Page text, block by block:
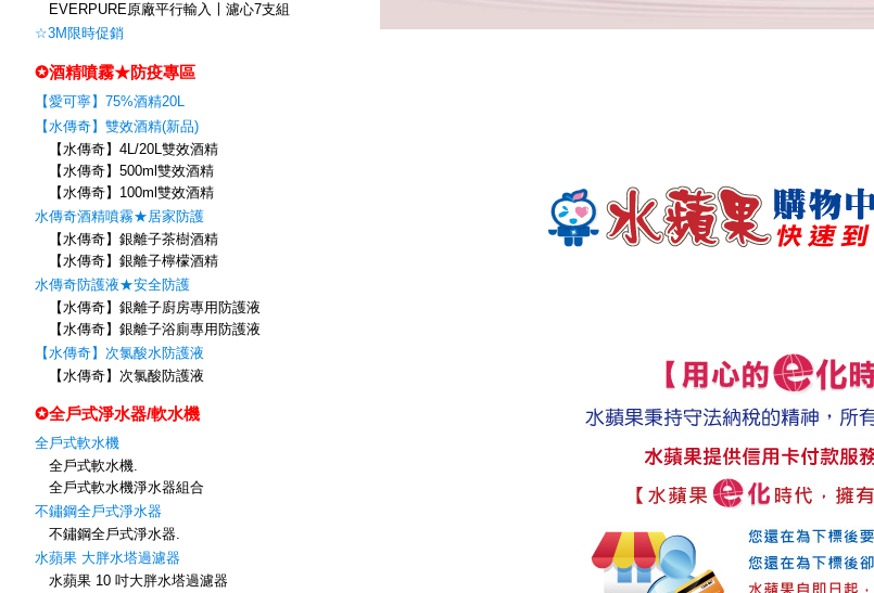
EVERPURE原廠平行輸入〡濾心7支組
☆3M限時促銷
✪酒精噴霧★防疫專區
【愛可寧】75%酒精20L
【水傳奇】雙效酒精(新品)
【水傳奇】4L/20L雙效酒精
【水傳奇】500ml雙效酒精
【水傳奇】100ml雙效酒精
水傳奇酒精噴霧★居家防護
【水傳奇】銀離子茶樹酒精
【水傳奇】銀離子檸檬酒精
水傳奇防護液★安全防護
【水傳奇】銀離子廚房專用防護液
【水傳奇】銀離子浴廁專用防護液
【水傳奇】次氯酸水防護液
【水傳奇】次氯酸防護液
✪全戶式淨水器/軟水機
全戶式軟水機
全戶式軟水機.
全戶式軟水機淨水器組合
不鏽鋼全戶式淨水器
不鏽鋼全戶式淨水器.
水蘋果 大胖水塔過濾器
水蘋果 10 吋大胖水塔過濾器